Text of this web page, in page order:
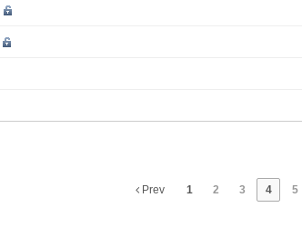
Prev 1 2 3 4 5